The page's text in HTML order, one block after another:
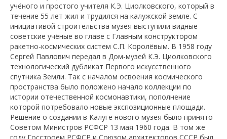
учёного и простого учителя К.Э. Циолковского, который в
течение 55 лет жил и трудился на калужской земле. С
инициативой строительства музея выступили видные
советские учёные во главе с Главным конструктором
ракетно-космических систем С.П. Королёвым. В 1958 году
Сергей Павлович передал в Дом-музей К.Э. Циолковского
технологический дубликат Первого искусственного
спутника Земли. Так с началом освоения космического
пространства было положено начало коллекции по
истории отечественной космонавтики, пополнение
которой потребовало новые экспозиционные площади.
Решение о создании в Калуге нового музея было принято
Советом Министров РСФСР 13 мая 1960 года. В том же